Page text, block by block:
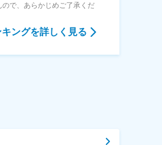
で、あらかじめご了承くだ
ングを詳しく見る